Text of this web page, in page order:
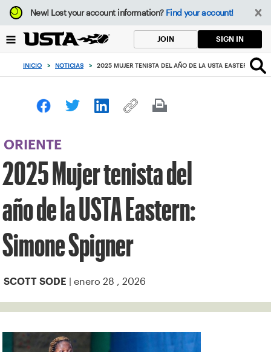
Enfoque
desde
botón
volver
principio
New!Lost your account information? Find your account!
JOIN SIGN IN
INICIO > NOTICIAS > 2025 MUJER TENISTA DEL AÑO DE LA USTA EASTERN:
ORIENTE
2025 Mujer tenista del
año de la USTA Eastern:
Simone Spigner
SCOTT SODE | enero 28 , 2026